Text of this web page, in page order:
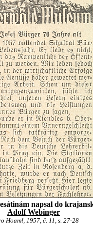
napsal do
Adolf Webinger
Hoam!, 1957, č. 11, s. 27-28